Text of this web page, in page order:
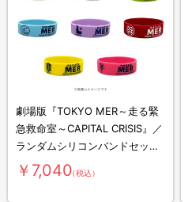
劇場版『TOKYO MER～走る緊
急救命室～CAPITAL CRISIS』／
ランダムシリコンバンドセット
【WEB限定】
￥7,040（税込）